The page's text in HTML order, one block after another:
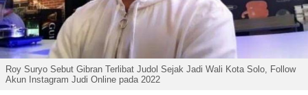
Roy Suryo Sebut Gibran Terlibat Judol Sejak Jadi Wali Kota Solo, Follow
Akun Instagram Judi Online pada 2022